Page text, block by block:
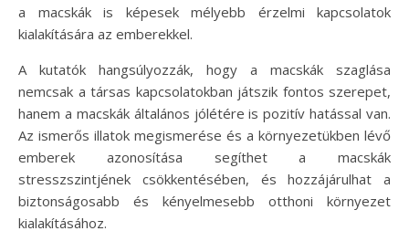
a macskák is képesek mélyebb érzelmi kapcsolatok
kialakítására az emberekkel.
A kutatók hangsúlyozzák, hogy a macskák szaglása
nemcsak a társas kapcsolatokban játszik fontos szerepet,
hanem a macskák általános jólétére is pozitív hatással van.
Az ismerős illatok megismerése és a környezetükben lévő
emberek azonosítása segíthet a macskák
stresszszintjének csökkentésében, és hozzájárulhat a
biztonságosabb és kényelmesebb otthoni környezet
kialakításához.